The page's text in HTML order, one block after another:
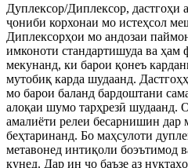
Дуплексор/Диплексор, дастгоҳи
ҷониби корхонаи мо истеҳсол
Диплексорҳои мо андозаи
имконоти стандартишуда ва
мекунанд, ки барои қонеъ
мутобиқ карда шудаанд.
мо барои баланд бардоштани
алоқаи шумо тарҳрезӣ шудаанд.
амалиёти релеи бесарнишин дар
беҳтаринанд. Бо маҳсулоти
метавонед интиқоли боэътимод
кунед. Дар ин ҷо баъзе аз